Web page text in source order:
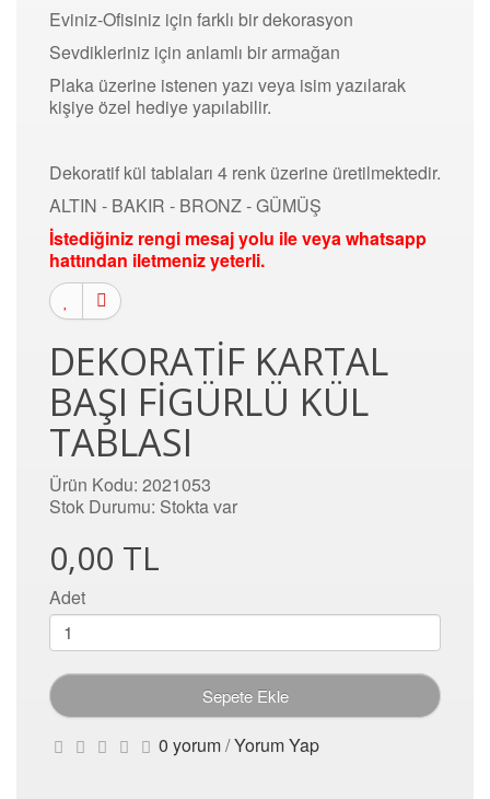
Eviniz-Ofisiniz için farklı bir dekorasyon
Sevdikleriniz için anlamlı bir armağan
Plaka üzerine istenen yazı veya isim yazılarak
kişiye özel hediye yapılabilir.
Dekoratif kül tablaları 4 renk üzerine üretilmektedir.
ALTIN - BAKIR - BRONZ - GÜMÜŞ
İstediğiniz rengi mesaj yolu ile veya whatsapp
hattından iletmeniz yeterli.
DEKORATIF KARTAL
BAŞI FIGÜRLÜ KÜL
TABLASI
Ürün Kodu: 2021053
Stok Durumu: Stokta var
0,00 TL
Adet
Sepete Ekle
0 yorum/Yorum Yap